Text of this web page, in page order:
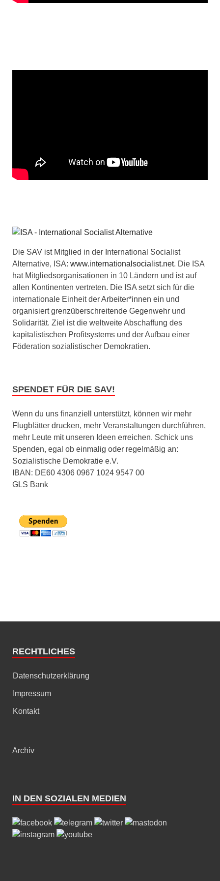
Die SAV ist Mitglied in der International Socialist
Alternative, ISA: www.internationalsocialist.net. Die ISA
hat Mitgliedsorganisationen in 10 Ländern und ist auf
allen Kontinenten vertreten. Die ISA setzt sich für die
internationale Einheit der Arbeiter*innen ein und
organisiert grenzüberschreitende Gegenwehr und
Solidarität. Ziel ist die weltweite Abschaffung des
kapitalistischen Profitsystems und der Aufbau einer
Föderation sozialistischer Demokratien.
SPENDET FÜR DIE SAV!
Wenn du uns finanziell unterstützt, können wir mehr
Flugblätter drucken, mehr Veranstaltungen durchführen,
mehr Leute mit unseren Ideen erreichen. Schick uns
Spenden, egal ob einmalig oder regelmäßig an:
Sozialistische Demokratie e.V.
IBAN: DE60 4306 0967 1024 9547 00
GLS Bank
RECHTLICHES
Datenschutzerklärung
Impressum
Kontakt
Archiv
IN DEN SOZIALEN MEDIEN